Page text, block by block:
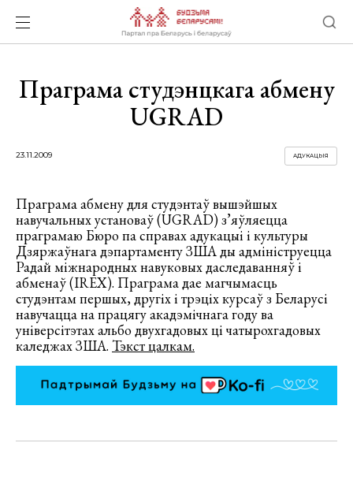
Праграма студэнцкага абмену
UGRAD
23.11.2009 АДУКАЦЫЯ
Праграма абмену для студэнтаў вышэйшых
навучальных установаў (UGRAD) з’яўляецца
праграмаю Бюро па справах адукацыі і культуры
Дзяржаўнага дэпартаменту ЗША ды адмініструецца
Радай міжнародных навуковых даследаванняў і
абменаў (IREX). Праграма дае магчымасць
студэнтам першых, другіх і трэціх курсаў з Беларусі
навучацца на працягу акадэмічнага году ва
універсітэтах альбо двухгадовых ці чатырохгадовых
каледжах ЗША. Тэкст цалкам.